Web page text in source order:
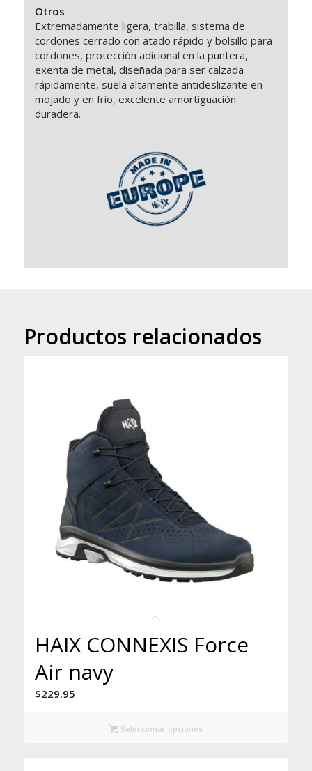
Otros
Extremadamente ligera, trabilla, sistema de
cordones cerrado con atado rápido y bolsillo para
cordones, protección adicional en la puntera,
exenta de metal, diseñada para ser calzada
rápidamente, suela altamente antideslizante en
mojado y en frío, excelente amortiguación
duradera.
Productos relacionados
HAIX CONNEXIS Force
Air navy
$229.95
Seleccionar opciones